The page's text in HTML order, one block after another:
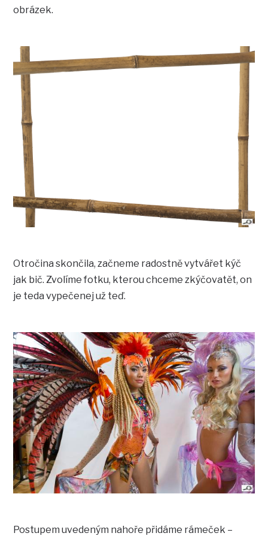
obrázek.
Otročina skončila, začneme radostně vytvářet kýč
jak bič. Zvolíme fotku, kterou chceme zkýčovatět, on
je teda vypečenej už teď.
Postupem uvedeným nahoře přidáme rámeček –